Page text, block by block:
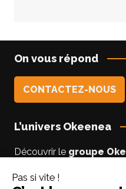
On vous répond
CONTACTEZ-NOUS
L’univers Okeenea
Découvrir le groupe
Vous êtes un usager